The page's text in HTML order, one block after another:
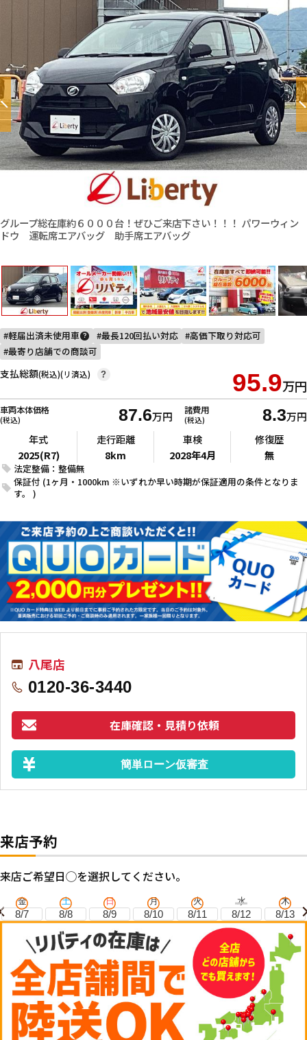
グループ総在庫約６０００台！ぜひご来店下さい！！！ パワーウィン
ドウ 運転席エアバッグ 助手席エアバッグ
軽届出済未使用車 ? 最長120回払い対応
高価下取り対応可
最寄り店舗での商談可
支払総額(税込)(リ済込) 95.9万円
?
車両本体価格
(税込) 87.6万円 諸費用
(税込) 8.3万円
法定整備：整備無
保証付 (1ヶ月・1000km ※いずれか早い時期が保証適用の条件となりま
す。 )
年式
2025(R7)
走行距離
8km
車検
2028年4月
修復歴
無
八尾店
0120-36-3440
在庫確認・見積り依頼
簡単ローン仮審査
来店予約
来店ご希望日◯を選択してください。
金
8/7
土
8/8
日
8/9
月
8/10
火
8/11
水
8/12
木
8/13